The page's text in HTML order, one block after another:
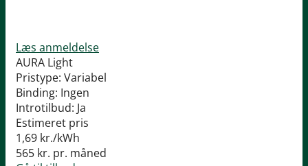
Læs anmeldelse
AURA Light
Pristype: Variabel
Binding: Ingen
Introtilbud: Ja
Estimeret pris
1,69 kr./kWh
565 kr. pr. måned